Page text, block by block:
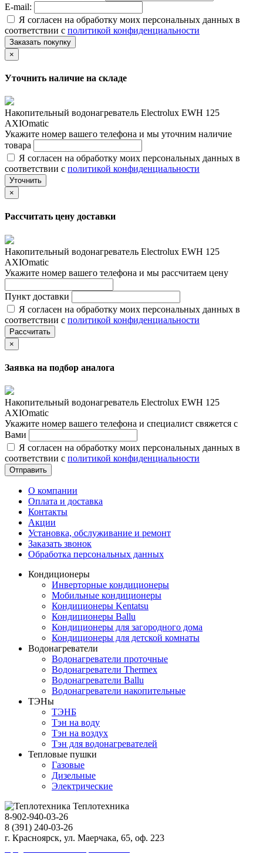
E-mail:
Я согласен на обработку моих персональных данных в
соответствии с политикой конфиденциальности
Заказать покупку
×
Уточнить наличие на складе
Накопительный водонагреватель Electrolux EWH 125
AXIOmatic
Укажите номер вашего телефона и мы уточним наличие
товара
Я согласен на обработку моих персональных данных в
соответствии с политикой конфиденциальности
Уточнить
×
Рассчитать цену доставки
Накопительный водонагреватель Electrolux EWH 125
AXIOmatic
Укажите номер вашего телефона и мы рассчитаем цену
Пункт доставки
Я согласен на обработку моих персональных данных в
соответствии с политикой конфиденциальности
Рассчитать
×
Заявка на подбор аналога
Накопительный водонагреватель Electrolux EWH 125
AXIOmatic
Укажите номер вашего телефона и специалист свяжется с
Вами
Я согласен на обработку моих персональных данных в
соответствии с политикой конфиденциальности
Отправить
О компании
Оплата и доставка
Контакты
Акции
Установка, обслуживание и ремонт
Заказать звонок
Обработка персональных данных
Кондиционеры
Инверторные кондиционеры
Мобильные кондиционеры
Кондиционеры Kentatsu
Кондиционеры Ballu
Кондиционеры для загородного дома
Кондиционеры для детской комнаты
Водонагреватели
Водонагреватели проточные
Водонагреватели Thermex
Водонагреватели Ballu
Водонагреватели накопительные
ТЭНы
ТЭНБ
Тэн на воду
Тэн на воздух
Тэн для водонагревателей
Тепловые пушки
Газовые
Дизельные
Электрические
Теплотехника
8-902-940-03-26
8 (391) 240-03-26
г. Красноярск, ул. Маерчака, 65, оф. 223